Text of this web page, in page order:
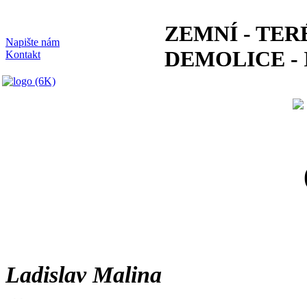
ZEMNÍ -
DEMOLICE -
Napište nám
Kontakt
Ladislav Malina